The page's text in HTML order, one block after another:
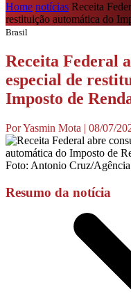
Home notícias Receita
restituição automática do
Brasil
Receita Federal
especial de
Imposto de
Por Yasmin Mota | 08/07/
Foto: Antonio Cruz/
Resumo da notícia